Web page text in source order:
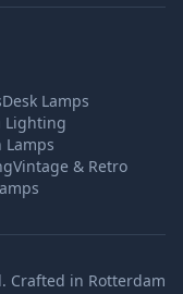
Desk Lamps
Lighting
Lamps
Vintage & Retro
Crafted in Rotterdam